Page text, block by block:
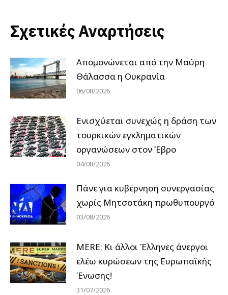
Σχετικές Αναρτήσεις
Απομονώνεται από την Μαύρη
Θάλασσα η Ουκρανία
06/08/2026
Ενισχύεται συνεχώς η δράση των
τουρκικών εγκληματικών
οργανώσεων στον Έβρο
04/08/2026
Πάνε για κυβέρνηση συνεργασίας
χωρίς Μητσοτάκη πρωθυπουργό
03/08/2026
MERE: Κι άλλοι Έλληνες άνεργοι
ελέω κυρώσεων της Ευρωπαϊκής
Ένωσης!
31/07/2026